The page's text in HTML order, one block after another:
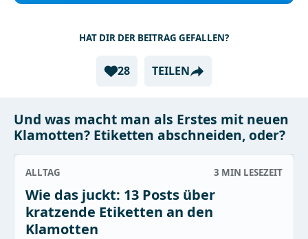
HAT DIR DER BEITRAG GEFALLEN?
28 TEILEN
Und was macht man als Erstes mit neuen
Klamotten? Etiketten abschneiden, oder?
ALLTAG 3 MIN LESEZEIT
Wie das juckt: 13 Posts über
kratzende Etiketten an den
Klamotten